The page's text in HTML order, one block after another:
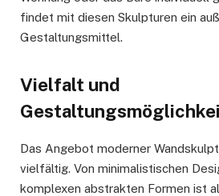
findet mit diesen Skulpturen ein
Gestaltungsmittel.
Vielfalt und
Das Angebot moderner
vielfältig. Von minimalistischen
komplexen abstrakten Formen ist